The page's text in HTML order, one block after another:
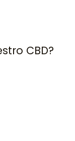
CBD?